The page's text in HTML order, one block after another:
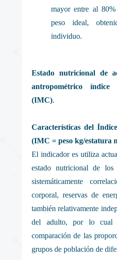
mayor entre al
peso ideal,
individuo.
Estado nutricional de
antropométrico
(IMC).
Características del
(IMC = peso kg/estatura
El indicador es utiliza
estado nutricional de
sistemáticamente
corporal, reservas de
también relativamente
del adulto, por lo cual
comparación de las
grupos de población de